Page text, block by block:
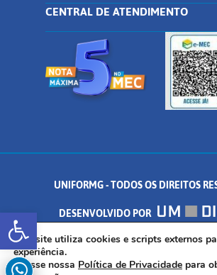
Abrir a barra de
CENTRAL DE ATENDIMENTO
UNIFORMG - TODOS OS DIREITOS
DESENVOLVIDO POR
AV. DR. ARNALDO DE SENNA, 328 - PALMEIRAS,
35.574.530
Este site utiliza cookies e scripts externos
experiência.
Acesse nossa Política de Privacidade para